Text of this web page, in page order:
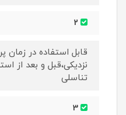
قابل استفاده در زمان
نزدیکی،قبل و بعد از
تناسلی